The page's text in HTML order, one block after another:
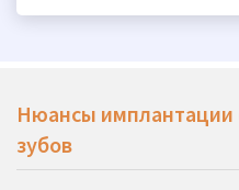
Нюансы имплантации
зубов